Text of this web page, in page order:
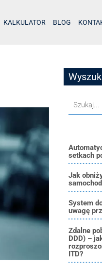
KALKULATOR BLOG
setkach
Jak
System
uwagę
Zdalne
DDD) –
ITD?